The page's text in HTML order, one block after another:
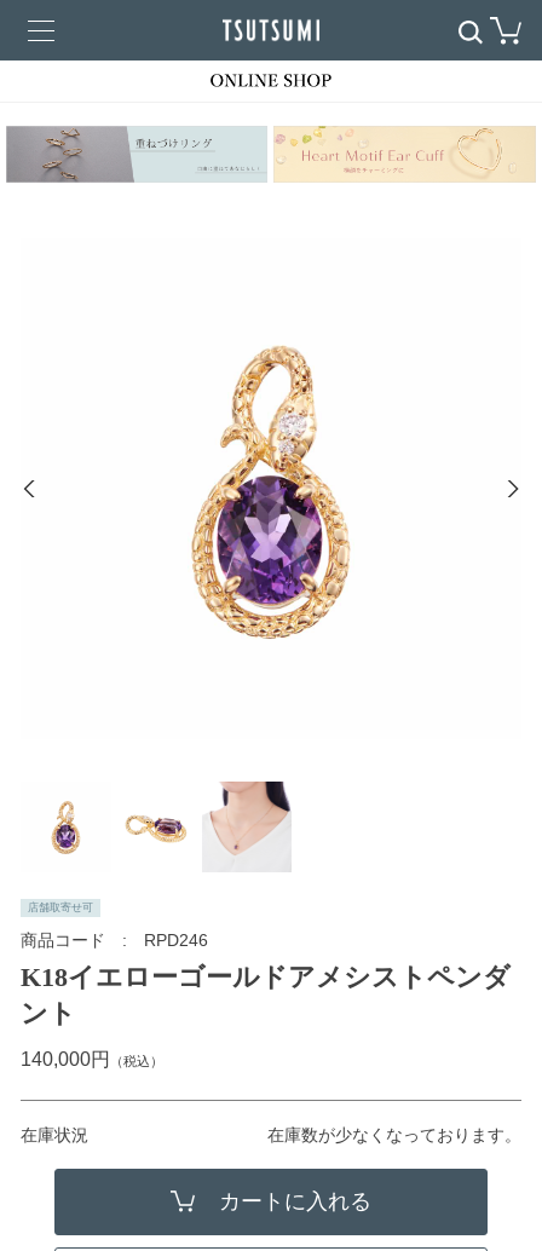
店舗取寄せ可
商品コード RPD246
K18イエローゴールドアメシストペンダ
ント
140,000円 （税込）
在庫状況 在庫数が少なくなっております。